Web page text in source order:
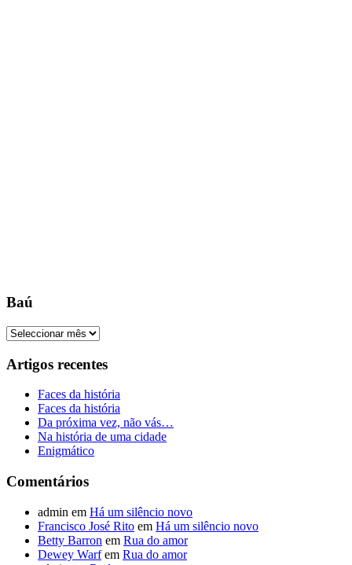
Baú
Baú
Artigos recentes
Faces da história
Faces da história
Da próxima vez, não vás…
Na história de uma cidade
Enigmático
Comentários
admin em Há um silêncio novo
Francisco José Rito em Há um silêncio novo
Betty Barron em Rua do amor
Dewey Warfem Rua do amor